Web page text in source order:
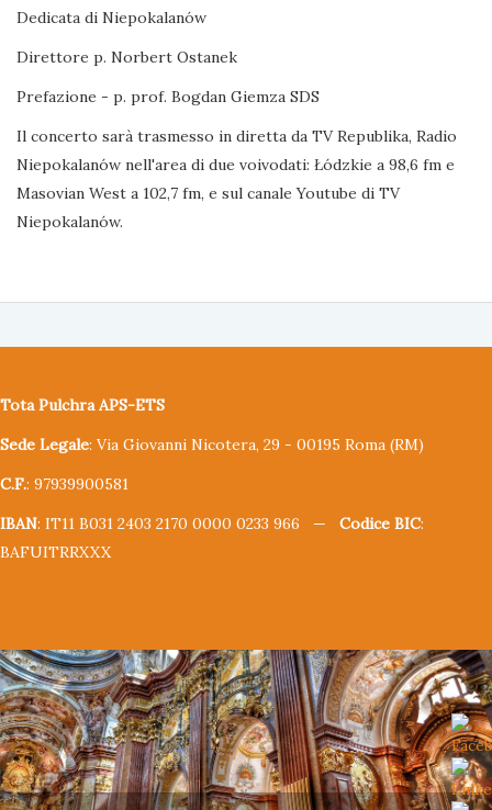
Dedicata di Niepokalanów
Direttore p. Norbert Ostanek
Prefazione - p. prof. Bogdan Giemza SDS
Il concerto sarà trasmesso in diretta da TV Republika, Radio
Niepokalanów nell'area di due voivodati: Łódzkie a 98,6 fm e
Masovian West a 102,7 fm, e sul canale Youtube di TV
Niepokalanów.
Tota Pulchra APS-ETS
Sede Legale: Via Giovanni Nicotera, 29 - 00195 Roma (RM)
C.F.: 97939900581
IBAN: IT11 B031 2403 2170 0000 0233 966 — Codice BIC:
BAFUITRRXXX